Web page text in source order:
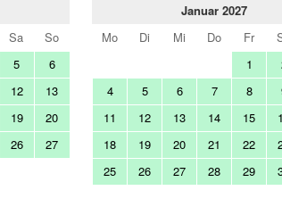
Sa
So
5
6
12
13
19
20
26
27
Januar 2027
Mo
Di Mi Do Fr
1
4
5 6 7 8
11
12 13 14 15
18
19 20 21 22
25
26 27 28 29